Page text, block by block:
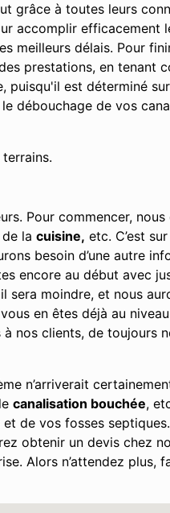
grâce à toutes leurs
accomplir efficacement
meilleurs délais. Pour
prestations, en tenant
puisqu'il est déterminé
débouchage de vos
Pour commencer,
la cuisine, etc. C’est
besoin d’une autre
encore au début avec
sera moindre, et nous
en êtes déjà au
nos clients, de toujours
n’arriverait
canalisation bouchée,
de vos fosses
obtenir un devis chez
Alors n’attendez plus,